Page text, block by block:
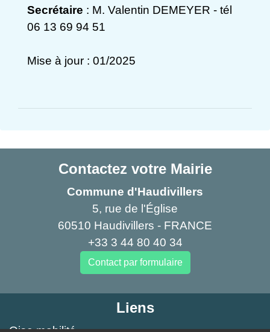
Secrétaire : M. Valentin DEMEYER - tél
06 13 69 94 51
Mise à jour : 01/2025
Contactez votre Mairie
Commune d'Haudivillers
5, rue de l'Église
60510 Haudivillers - FRANCE
+33 3 44 80 40 34
Contact par formulaire
Liens